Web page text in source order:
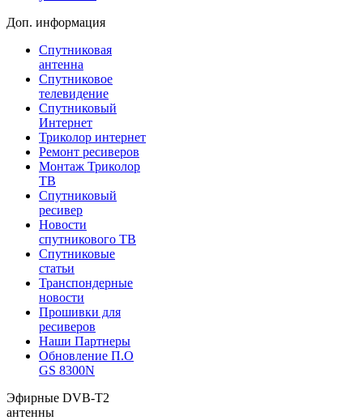
Доп. информация
Спутниковая
антенна
Спутниковое
телевидение
Спутниковый
Интернет
Триколор интернет
Ремонт ресиверов
Монтаж Триколор
ТВ
Спутниковый
ресивер
Новости
спутникового ТВ
Спутниковые
статьи
Транспондерные
новости
Прошивки для
ресиверов
Наши Партнеры
Обновление П.О
GS 8300N
Эфирные DVB-T2
антенны